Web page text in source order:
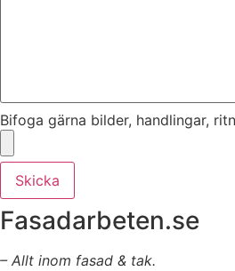
Bifoga gärna bilder, handlingar,
Skicka
Fasadarbeten.se
– Allt inom fasad & tak.